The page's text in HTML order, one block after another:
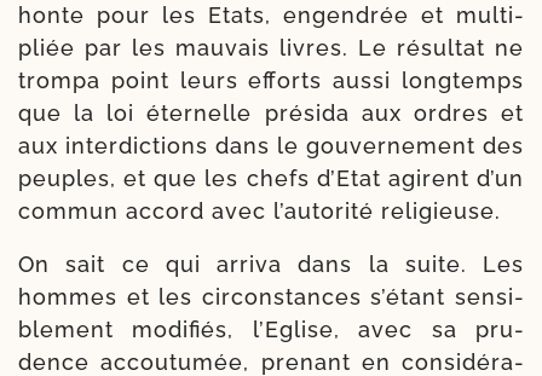
honte pour les Etats, engen­drée et mul­ti­
pliée par les mau­vais livres. Le résul­tat ne
trom­pa point leurs efforts aus­si long­temps
que la loi éter­nelle pré­si­da aux ordres et
aux interdic­tions dans le gou­ver­ne­ment des
peuples, et que les chefs d’Etat agirent d’un
com­mun accord avec l’autorité religieuse.
On sait ce qui arri­va dans la suite. Les
hommes et les circons­tances s’é­tant sen­si­
ble­ment modi­fiés, l’Eglise, avec sa pru­
dence accou­tu­mée, pre­nant en consi­dé­ra­